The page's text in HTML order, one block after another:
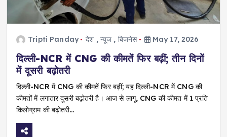
Tripti Panday देश , न्यूज , बिजनेस May 17, 2026
दिल्ली-NCR में CNG की कीमतें फिर बढ़ीं; तीन दिनों
में दूसरी बढ़ोतरी
दिल्ली-NCR में CNG की कीमतें फिर बढ़ीं; यह दिल्ली-NCR में CNG की
कीमतों में लगातार दूसरी बढ़ोतरी है। आज से लागू, CNG की कीमत में ₹1 प्रति
किलोग्राम की बढ़ोतरी…